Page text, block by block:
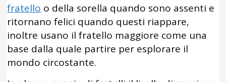
fratello o della sorella quando sono assenti e
ritornano felici quando questi riappare,
inoltre usano il fratello maggiore come una
base dalla quale partire per esplorare il
mondo circostante.